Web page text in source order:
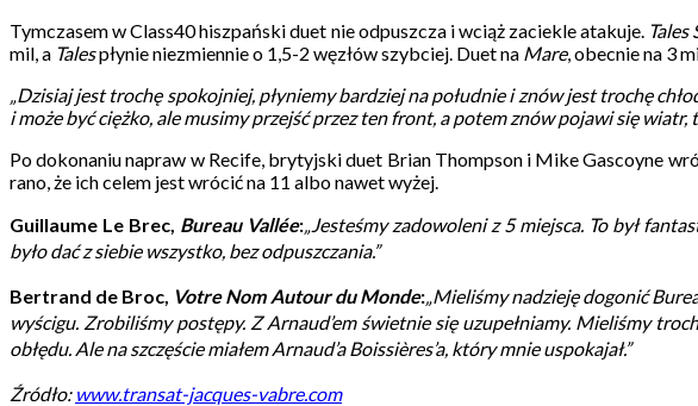
Tymczasem w Class40 hiszpański duet nie odpuszcza i wciąż zaciekle atakuje. Tales
mil, a Talespłynie niezmiennie o 1,5-2 węzłów szybciej. Duet na Mare, obecnie na 3
„Dzisiaj jest trochę spokojniej, płyniemy bardziej na południe i znów jest trochę
i może być ciężko, ale musimy przejść przez ten front, a potem znów pojawi się
Po dokonaniu napraw w Recife, brytyjski duet Brian Thompson i Mike Gascoyne
rano, że ich celem jest wrócić na 11 albo nawet wyżej.
Guillaume Le Brec, Bureau Vallée:„Jesteśmy zadowoleni z 5 miejsca. To był
było dać z siebie wszystko, bez odpuszczania.”
Bertrand de Broc, Votre Nom Autour du Monde:„Mieliśmy nadzieję dogonić
wyścigu. Zrobiliśmy postępy. Z Arnaud’em świetnie się uzupełniamy. Mieliśmy
obłędu. Ale na szczęście miałem Arnaud’a Boissières’a, który mnie uspokajał.”
Źródło: www.transat-jacques-vabre.com